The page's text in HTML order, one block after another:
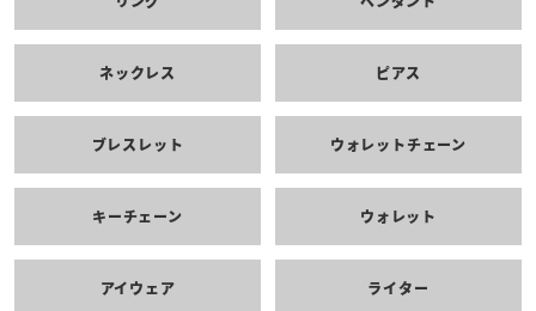
ネックレス ピアス
ブレスレット ウォレットチェーン
キーチェーン ウォレット
アイウェア ライター